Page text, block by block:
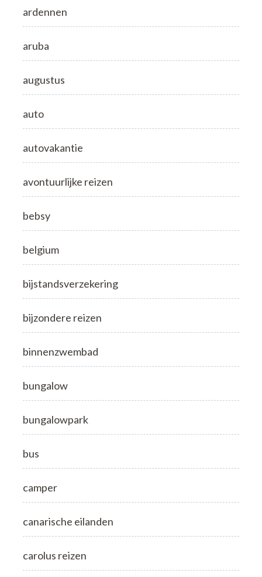
ardennen
aruba
augustus
auto
autovakantie
avontuurlijke reizen
bebsy
belgium
bijstandsverzekering
bijzondere reizen
binnenzwembad
bungalow
bungalowpark
bus
camper
canarische eilanden
carolus reizen